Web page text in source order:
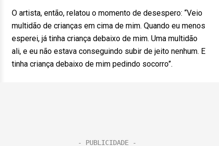
O artista, então, relatou o momento de desespero: “Veio
multidão de crianças em cima de mim. Quando eu menos
esperei, já tinha criança debaixo de mim. Uma multidão
ali, e eu não estava conseguindo subir de jeito nenhum. E
tinha criança debaixo de mim pedindo socorro”.